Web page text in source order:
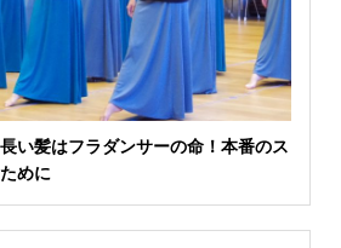
い髪はフラダンサーの命！本番のス
めに